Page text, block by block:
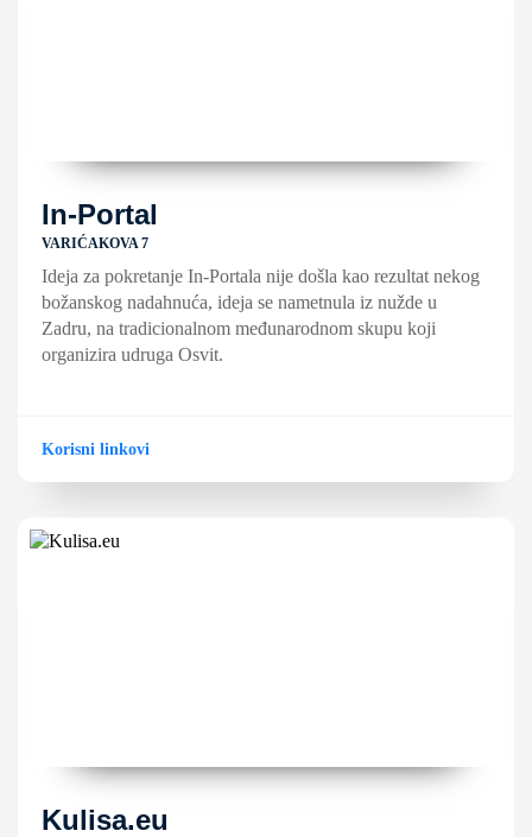
In-Portal
VARIĆAKOVA 7
Ideja za pokretanje In-Portala nije došla kao rezultat nekog
božanskog nadahnuća, ideja se nametnula iz nužde u
Zadru, na tradicionalnom međunarodnom skupu koji
organizira udruga Osvit.
Korisni linkovi
Kulisa.eu